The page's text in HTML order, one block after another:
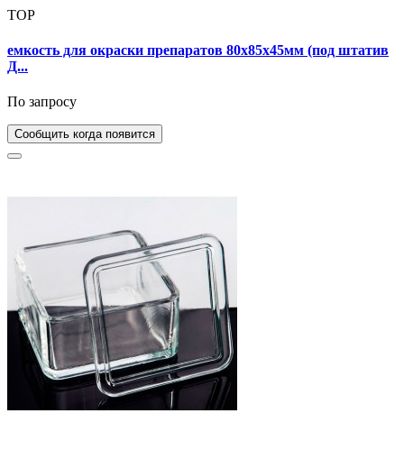
TOP
емкость для окраски препаратов 80х85х45мм (под штатив
Д...
По запросу
Сообщить когда появится